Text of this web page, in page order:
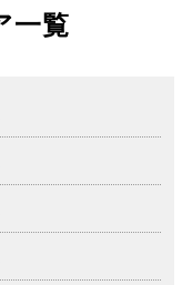
一覧